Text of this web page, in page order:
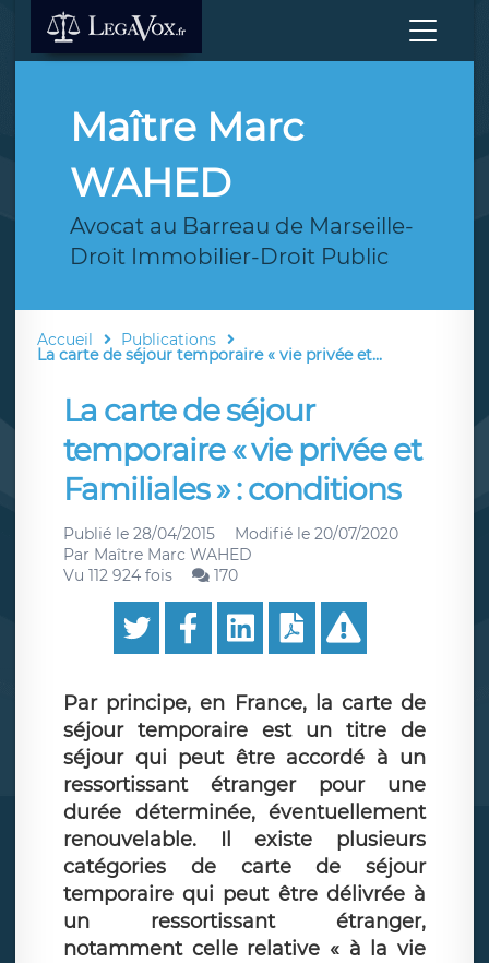
Maître Marc
WAHED
Avocat au Barreau de Marseille-
Droit Immobilier-Droit Public
Accueil Publications
La carte de séjour temporaire « vie privée et...
La carte de séjour
temporaire « vie privée et
Familiales » : conditions
Publié le 28/04/2015 Modifié le 20/07/2020
Par Maître Marc WAHED
Vu 112 924 fois
170
Par principe, en France, la carte de
séjour temporaire est un titre de
séjour qui peut être accordé à un
ressortissant étranger pour une
durée déterminée, éventuellement
renouvelable. Il existe plusieurs
catégories de carte de séjour
temporaire qui peut être délivrée à
un ressortissant étranger,
notamment celle relative « à la vie